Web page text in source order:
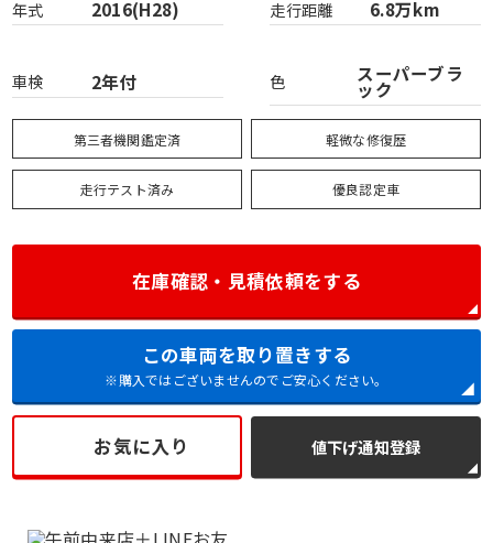
年式 2016(H28) 走行距離 6.8万km
車検 2年付 色 スーパーブラ
ック
第三者機関鑑定済 軽微な修復歴
走行テスト済み 優良認定車
在庫確認・見積依頼をする
この車両を取り置きする
※購入ではございませんのでご安心ください。
お気に入り 値下げ通知登録